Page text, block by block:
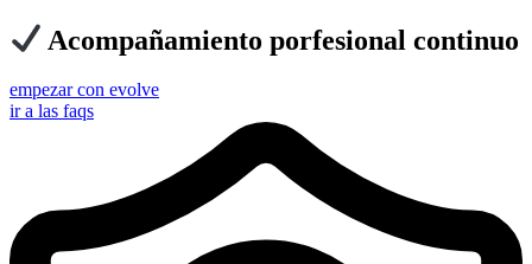
Acompañamiento porfesional continuo
empezar con evolve
ir a las faqs